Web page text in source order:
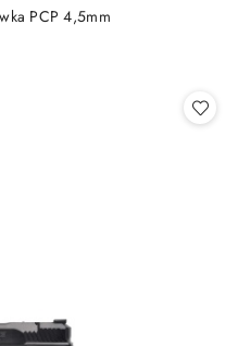
PCP 4,5mm